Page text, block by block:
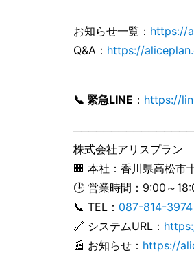
お知らせ一覧： https://
Q&A： https://
📞 緊急LINE ： https://
株式会社アリスプラン
🏢 本社：香川県高松市
🕒 営業時間：9:00～
📞 TEL： 087-814-3974
🔗 システムURL：
📰 お知らせ： https://